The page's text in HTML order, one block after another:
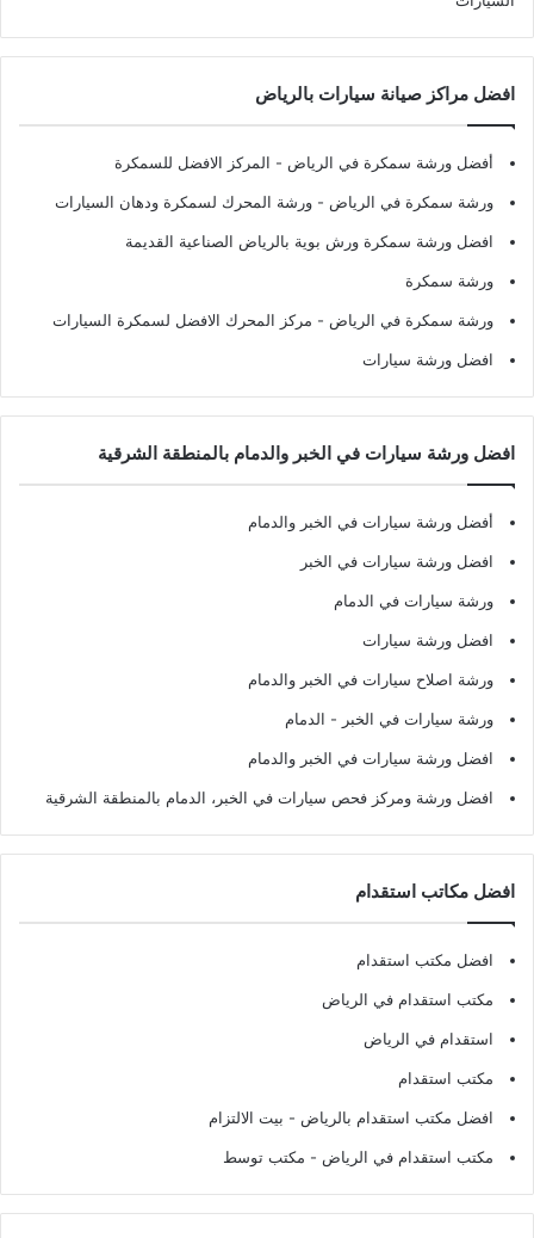
افضل مراكز صيانة سيارات بالرياض
أفضل ورشة سمكرة في الرياض - المركز الافضل للسمكرة
ورشة سمكرة في الرياض - ورشة المحرك لسمكرة ودهان السيارات
افضل ورشة سمكرة ورش بوية بالرياض الصناعية القديمة
ورشة سمكرة
ورشة سمكرة في الرياض - مركز المحرك الافضل لسمكرة السيارات
افضل ورشة سيارات
افضل ورشة سيارات في الخبر والدمام بالمنطقة الشرقية
أفضل ورشة سيارات في الخبر والدمام
افضل ورشة سيارات في الخبر
ورشة سيارات في الدمام
افضل ورشة سيارات
ورشة اصلاح سيارات في الخبر والدمام
ورشة سيارات في الخبر - الدمام
افضل ورشة سيارات في الخبر والدمام
افضل ورشة ومركز فحص سيارات في الخبر، الدمام بالمنطقة الشرقية
افضل مكاتب استقدام
افضل مكتب استقدام
مكتب استقدام في الرياض
استقدام في الرياض
مكتب استقدام
افضل مكتب استقدام بالرياض - بيت الالتزام
مكتب استقدام في الرياض - مكتب توسط